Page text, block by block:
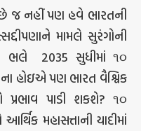
નહીં પણ હવે ભારતની
મામલે સુરંગોની
ભલે 2035 સુધીમાં ૧૦
હોઇએ પણ ભારત વૈશ્વિક
પ્રભાવ પાડી શકશે? ૧૦
મહાસત્તાની યાદીમાં